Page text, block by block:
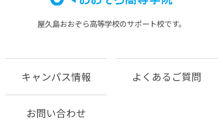
屋久島おおぞら⾼等学校のサポート校です。
キャンパス情報 よくあるご質問
お問い合わせ